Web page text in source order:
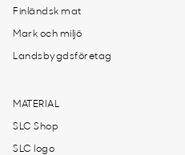
Finländsk mat
Mark och miljö
Landsbygdsföretag
MATERIAL
SLC Shop
SLC logo